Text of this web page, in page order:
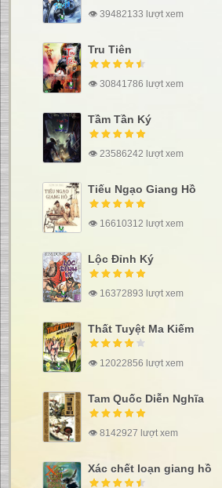
👁 39482133 lượt xem
Tru Tiên
👁 30841786 lượt xem
Tầm Tần Ký
👁 23586242 lượt xem
Tiếu Ngạo Giang Hồ
👁 16610312 lượt xem
Lộc Đỉnh Ký
👁 16372893 lượt xem
Thất Tuyệt Ma Kiếm
👁 12022856 lượt xem
Tam Quốc Diễn Nghĩa
👁 8142927 lượt xem
Xác chết loạn giang hồ